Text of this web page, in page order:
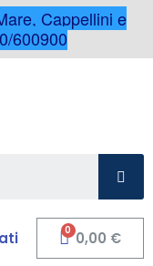
Cappellini e
600900
0,00 €